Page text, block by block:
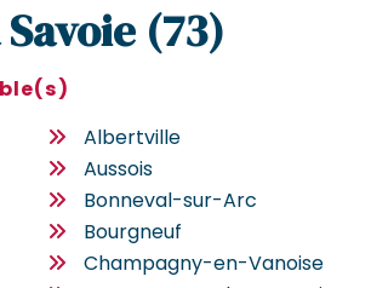
(73)
Albertville
Aussois
Bonneval-sur-Arc
Bourgneuf
Champagny-en-Vanoise